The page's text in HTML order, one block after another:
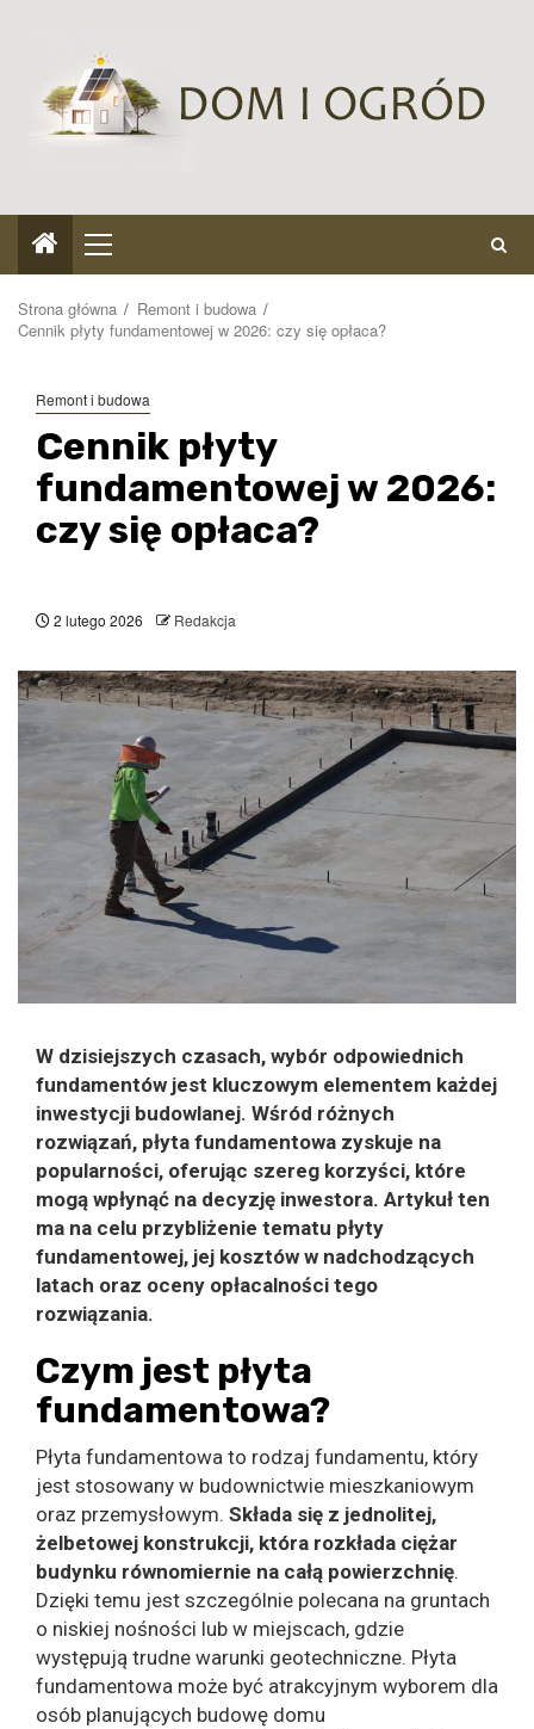
Menu
główne
Strona główna
Remont i budowa
Cennik płyty fundamentowej w 2026: czy się opłaca?
Remont i budowa
Cennik płyty
fundamentowej w 2026:
czy się opłaca?
2 lutego 2026 Redakcja
W dzisiejszych czasach, wybór odpowiednich
fundamentów jest kluczowym elementem każdej
inwestycji budowlanej. Wśród różnych
rozwiązań, płyta fundamentowa zyskuje na
popularności, oferując szereg korzyści, które
mogą wpłynąć na decyzję inwestora. Artykuł ten
ma na celu przybliżenie tematu płyty
fundamentowej, jej kosztów w nadchodzących
latach oraz oceny opłacalności tego
rozwiązania.
Czym jest płyta
fundamentowa?
Płyta fundamentowa to rodzaj fundamentu, który
jest stosowany w budownictwie mieszkaniowym
oraz przemysłowym. Składa się z jednolitej,
żelbetowej konstrukcji, która rozkłada ciężar
budynku równomiernie na całą powierzchnię.
Dzięki temu jest szczególnie polecana na gruntach
o niskiej nośności lub w miejscach, gdzie
występują trudne warunki geotechniczne. Płyta
fundamentowa może być atrakcyjnym wyborem dla
osób planujących budowę domu